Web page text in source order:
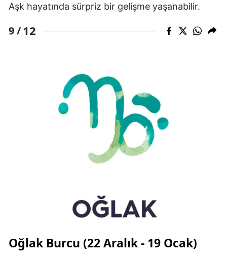
Aşk hayatında sürpriz bir gelişme yaşanabilir.
9 /12
Oğlak Burcu (22 Aralık - 19 Ocak)